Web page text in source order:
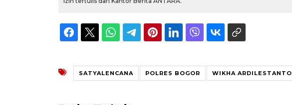
SATYALENCANA POLRES BOGOR WIKHA ARDILESTANTO